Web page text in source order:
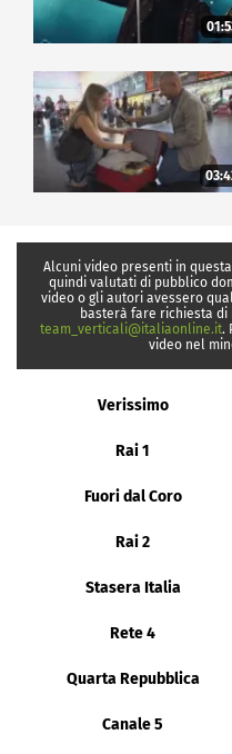
Alcuni video presenti in
quindi valutati di pubblico
video o gli autori avessero
basterà fare richiesta di
team_verticali@italiaonline.it.
video nel
Verissimo
Rai 1
Fuori dal Coro
Rai 2
Stasera Italia
Rete 4
Quarta Repubblica
Canale 5